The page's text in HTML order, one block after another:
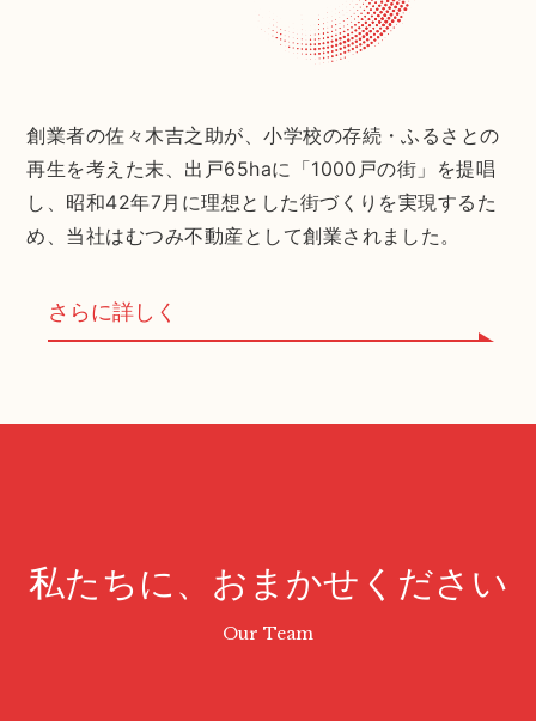
創業者の佐々木吉之助が、小学校の存続・ふるさとの
再生を考えた末、出戸65haに「1000戸の街」を提唱
し、昭和42年7月に理想とした街づくりを実現するた
め、当社はむつみ不動産として創業されました。
さらに詳しく
私たちに、おまかせください
Our Team